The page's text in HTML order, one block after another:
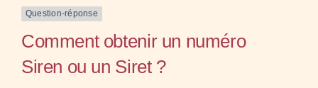
Question-réponse
Comment obtenir un numéro
Siren ou un Siret ?